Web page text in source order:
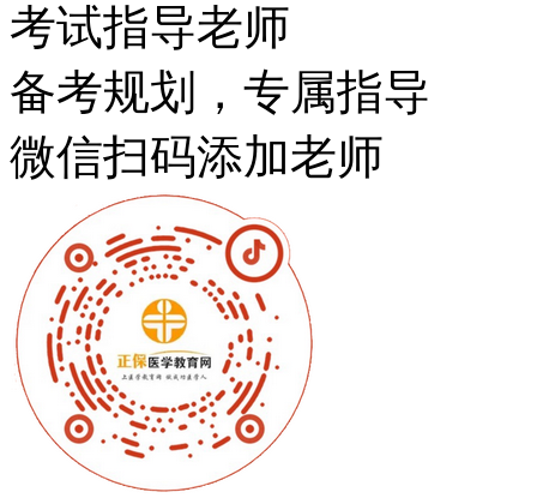
考试指导老师
备考规划，专属指导
微信扫码添加老师